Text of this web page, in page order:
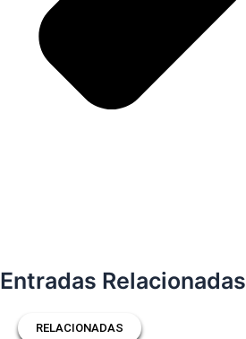
Entradas Relacionadas
RELACIONADAS